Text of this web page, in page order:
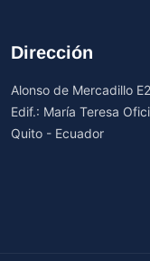
Dirección
Alonso de Mercadillo
Edif.: María Teresa
Quito - Ecuador